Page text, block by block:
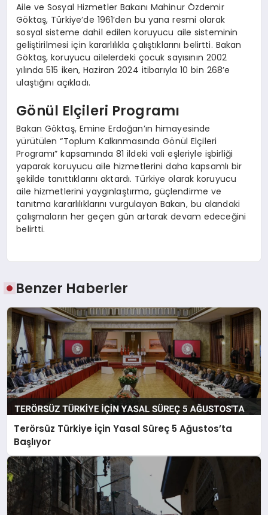
Aile ve Sosyal Hizmetler Bakanı Mahinur Özdemir
Göktaş, Türkiye’de 1961’den bu yana resmi olarak
sosyal sisteme dahil edilen koruyucu aile sisteminin
geliştirilmesi için kararlılıkla çalıştıklarını belirtti. Bakan
Göktaş, koruyucu ailelerdeki çocuk sayısının 2002
yılında 515 iken, Haziran 2024 itibarıyla 10 bin 268’e
ulaştığını açıkladı.
Gönül Elçileri Programı
Bakan Göktaş, Emine Erdoğan’ın himayesinde
yürütülen “Toplum Kalkınmasında Gönül Elçileri
Programı” kapsamında 81 ildeki vali eşleriyle işbirliği
yaparak koruyucu aile hizmetlerini daha kapsamlı bir
şekilde tanıttıklarını aktardı. Türkiye olarak koruyucu
aile hizmetlerini yaygınlaştırma, güçlendirme ve
tanıtma kararlılıklarını vurgulayan Bakan, bu alandaki
çalışmaların her geçen gün artarak devam edeceğini
belirtti.
Benzer Haberler
Terörsüz Türkiye İçin Yasal Süreç 5 Ağustos’ta
Başlıyor